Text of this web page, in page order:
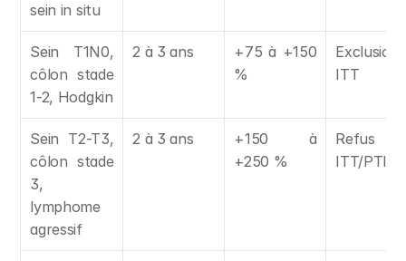
sein in situ
Sein T1N0,
côlon stade
1-2, Hodgkin
2 à 3 ans
+75 à +150
%
Exclusion
ITT
Sein T2-T3,
côlon stade
3,
lymphome
agressif
2 à 3 ans
+150 à
+250 %
Refus
ITT/PTIA